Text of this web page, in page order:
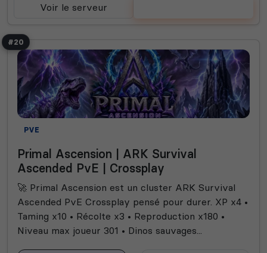
Voir le serveur
#20
PVE
Primal Ascension | ARK Survival
Ascended PvE | Crossplay
🚀 Primal Ascension est un cluster ARK Survival
Ascended PvE Crossplay pensé pour durer. XP x4 •
Taming x10 • Récolte x3 • Reproduction x180 •
Niveau max joueur 301 • Dinos sauvages...